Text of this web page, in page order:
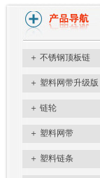
＋ 不锈钢顶板链
＋ 塑料网带升级版
＋ 链轮
＋ 塑料网带
＋ 塑料链条